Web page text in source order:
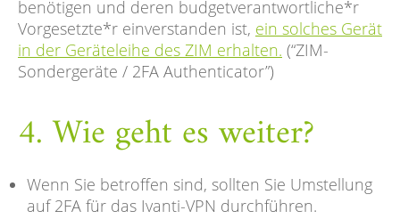
benötigen und deren budgetverantwortliche*r
Vorgesetzte*r einverstanden ist, ein solches Gerät
in der Geräteleihe des ZIM erhalten. (“ZIM-
Sondergeräte / 2FA Authenticator”)
4. Wie geht es weiter?
Wenn Sie betroffen sind, sollten Sie Umstellung
auf 2FA für das Ivanti-VPN durchführen.